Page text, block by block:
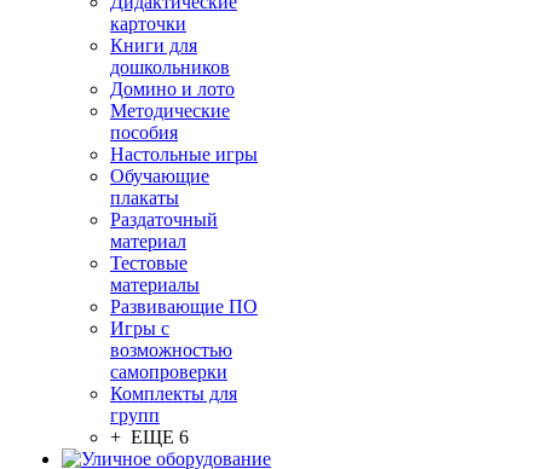
карточки
Книги для
дошкольников
Домино и лото
Методические
пособия
Настольные игры
Обучающие
плакаты
Раздаточный
материал
Тестовые
материалы
Развивающие ПО
Игры с
возможностью
самопроверки
Комплекты для
групп
+ ЕЩЕ 6